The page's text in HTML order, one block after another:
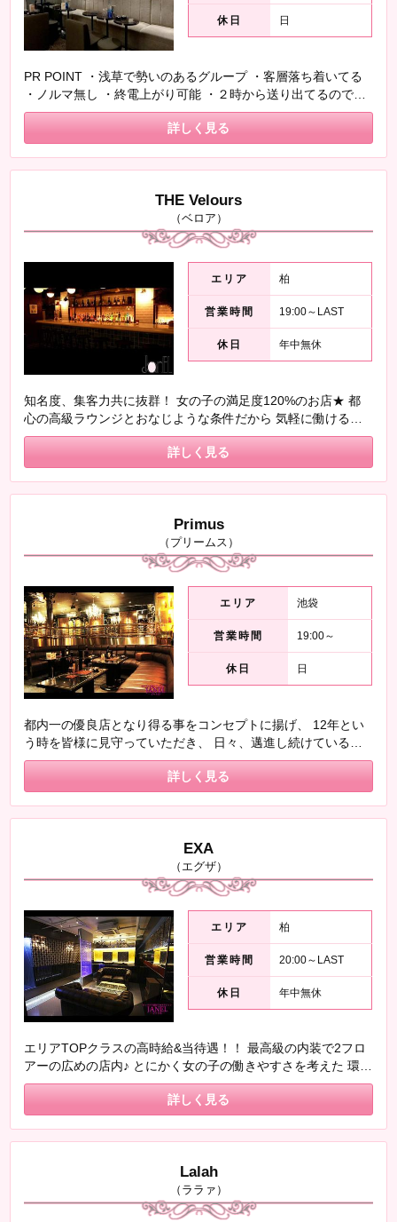
休日 日
PR POINT ・浅草で勢いのあるグループ ・客層落ち着いてる
・ノルマ無し ・終電上がり可能 ・２時から送り出てるので早
上がりも可能
詳しく見る
THE Velours
（ベロア）
エリア 柏
営業時間 19:00～LAST
休日 年中無休
知名度、集客力共に抜群！ 女の子の満足度120%のお店★ 都
心の高級ラウンジとおなじような条件だから 気軽に働けるの
に、充実のバックが盛りだくさん＼\\٩( 'ω' )و //／ 同伴、本指
名フルバック VIPルームバック、ボトルバック、フードバッ
ク、 ドリンクバックと、超充実の高額バック！ その日の稼い
マ・罰金なし◎ 更衣室&鍵付き個人ロッカー完備◎
詳しく見る
Primus
（プリームス）
エリア 池袋
営業時間 19:00～
休日 日
都内一の優良店となり得る事をコンセプトに揚げ、 12年とい
う時を皆様に見守っていただき、 日々、邁進し続けている
「プリームス」❤ お店の運営方針は《助け合い》！！ キャス
ト同士は仲が良くアットホームな空間となっております＼
(^o^)／ 寮も完備されているので、東京以外の女の子も大歓
詳しく見る
EXA
（エグザ）
エリア 柏
営業時間 20:00～LAST
休日 年中無休
エリアTOPクラスの高時給&当待遇！！ 最高級の内装で2フロ
アーの広めの店内♪ とにかく女の子の働きやすさを考えた 環境
づくりが特徴のお店(^_-)-☆ お酒が飲めなくても大丈夫！！！
お客様と楽しい時間を過ごせればそれでOK！！
詳しく見る
Lalah
（ララァ）